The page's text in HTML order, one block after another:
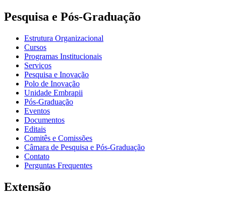
Pesquisa e Pós-Graduação
Estrutura Organizacional
Cursos
Programas Institucionais
Serviços
Pesquisa e Inovação
Polo de Inovação
Unidade Embrapii
Pós-Graduação
Eventos
Documentos
Editais
Comitês e Comissões
Câmara de Pesquisa e Pós-Graduação
Contato
Perguntas Frequentes
Extensão